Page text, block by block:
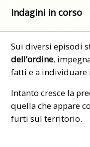
Indagini in corso
Sui diversi episodi
dell’ordine,
fatti e a individuare
Intanto cresce la
quella che appare
furti sul territorio.